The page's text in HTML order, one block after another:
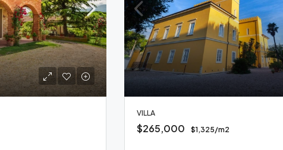
VILLA
$265,000 $1,325/m2